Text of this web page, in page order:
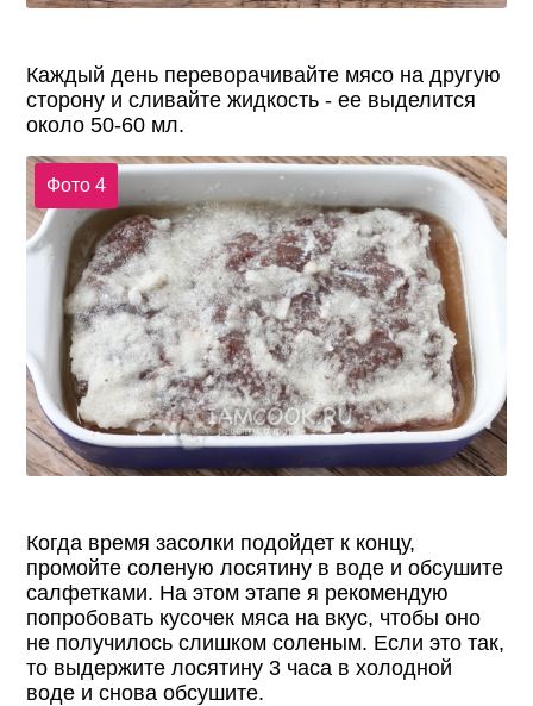
Каждый день переворачивайте мясо на другую
сторону и сливайте жидкость - ее выделится
около 50-60 мл.
Фото 4
Когда время засолки подойдет к концу,
промойте соленую лосятину в воде и обсушите
салфетками. На этом этапе я рекомендую
попробовать кусочек мяса на вкус, чтобы оно
не получилось слишком соленым. Если это так,
то выдержите лосятину 3 часа в холодной
воде и снова обсушите.